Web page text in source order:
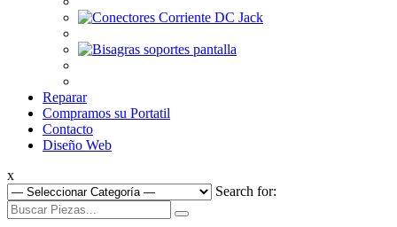
Reparar
Compramos su Portatil
Contacto
Diseño Web
x
Search for: